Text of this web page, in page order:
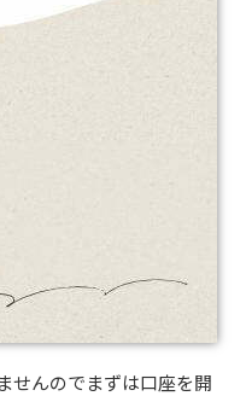
せんのでまずは口座を開